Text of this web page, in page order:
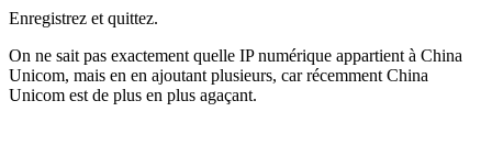
Enregistrez et quittez.
On ne sait pas exactement quelle IP numérique appartient à China
Unicom, mais en en ajoutant plusieurs, car récemment China
Unicom est de plus en plus agaçant.